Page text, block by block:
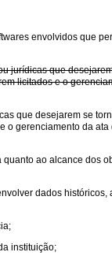
envolvidos que
jurídicas que
licitados e o
que desejarem se
o gerenciamento da
ao alcance dos
dados históricos,
instituição;